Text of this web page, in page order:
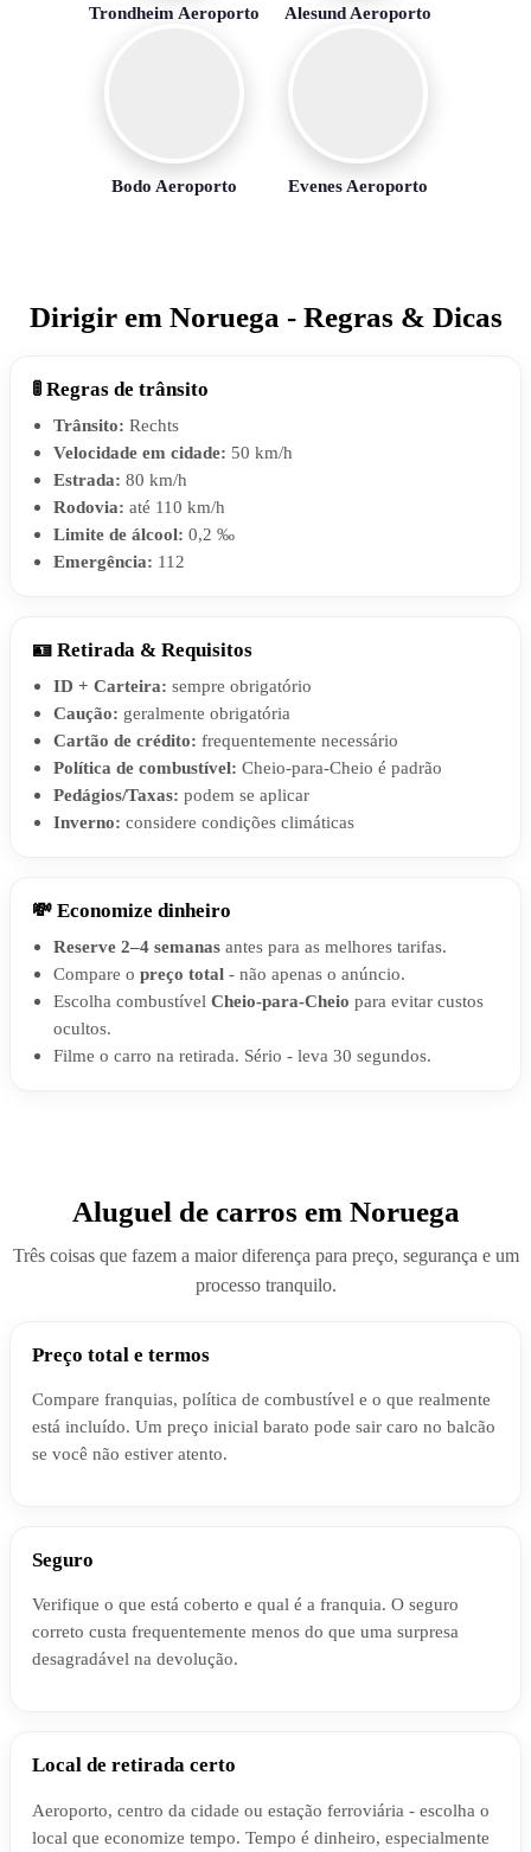
Trondheim Aeroporto Alesund Aeroporto
Bodo Aeroporto Evenes Aeroporto
Dirigir em Noruega - Regras & Dicas
🚦 Regras de trânsito
Trânsito: Rechts
Velocidade em cidade: 50 km/h
Estrada: 80 km/h
Rodovia: até 110 km/h
Limite de álcool: 0,2 ‰
Emergência: 112
🪪 Retirada & Requisitos
ID + Carteira: sempre obrigatório
Caução: geralmente obrigatória
Cartão de crédito: frequentemente necessário
Política de combustível: Cheio-para-Cheio é padrão
Pedágios/Taxas: podem se aplicar
Inverno: considere condições climáticas
💸 Economize dinheiro
Reserve 2–4 semanas antes para as melhores tarifas.
Compare o preço total - não apenas o anúncio.
Escolha combustível Cheio-para-Cheio para evitar custos
ocultos.
Filme o carro na retirada. Sério - leva 30 segundos.
Aluguel de carros em Noruega
Três coisas que fazem a maior diferença para preço, segurança e um
processo tranquilo.
Preço total e termos
Compare franquias, política de combustível e o que realmente
está incluído. Um preço inicial barato pode sair caro no balcão
se você não estiver atento.
Seguro
Verifique o que está coberto e qual é a franquia. O seguro
correto custa frequentemente menos do que uma surpresa
desagradável na devolução.
Local de retirada certo
Aeroporto, centro da cidade ou estação ferroviária - escolha o
local que economize tempo. Tempo é dinheiro, especialmente